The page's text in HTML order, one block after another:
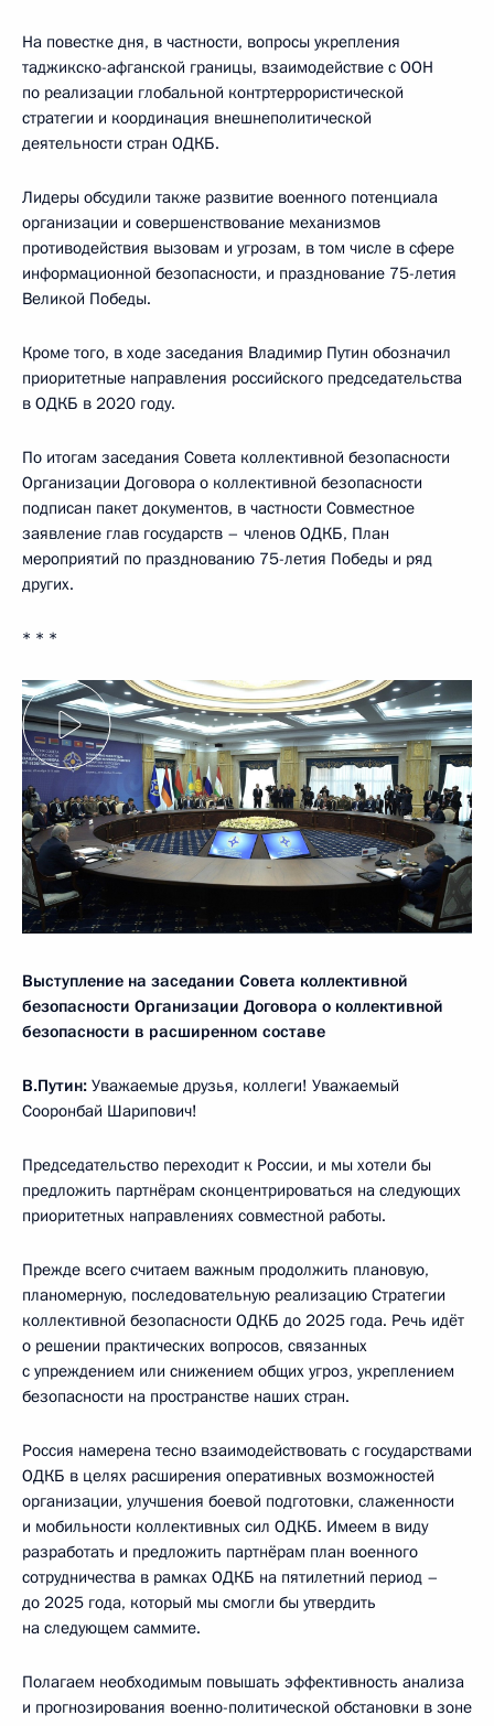
На повестке дня, в частности, вопросы укрепления
таджикско-афганской границы, взаимодействие с ООН
по реализации глобальной контртеррористической
стратегии и координация внешнеполитической
деятельности стран ОДКБ.
Лидеры обсудили также развитие военного потенциала
организации и совершенствование механизмов
противодействия вызовам и угрозам, в том числе в сфере
информационной безопасности, и празднование 75-летия
Великой Победы.
Кроме того, в ходе заседания Владимир Путин обозначил
приоритетные направления российского председательства
в ОДКБ в 2020 году.
По итогам заседания Совета коллективной безопасности
Организации Договора о коллективной безопасности
подписан пакет документов, в частности Совместное
заявление глав государств – членов ОДКБ, План
мероприятий по празднованию 75-летия Победы и ряд
других.
* * *
Выступление на заседании Совета коллективной
безопасности Организации Договора о коллективной
безопасности в расширенном составе
В.Путин: Уважаемые друзья, коллеги! Уважаемый
Сооронбай Шарипович!
Председательство переходит к России, и мы хотели бы
предложить партнёрам сконцентрироваться на следующих
приоритетных направлениях совместной работы.
Прежде всего считаем важным продолжить плановую,
планомерную, последовательную реализацию Стратегии
коллективной безопасности ОДКБ до 2025 года. Речь идёт
о решении практических вопросов, связанных
с упреждением или снижением общих угроз, укреплением
безопасности на пространстве наших стран.
Россия намерена тесно взаимодействовать с государствами
ОДКБ в целях расширения оперативных возможностей
организации, улучшения боевой подготовки, слаженности
и мобильности коллективных сил ОДКБ. Имеем в виду
разработать и предложить партнёрам план военного
сотрудничества в рамках ОДКБ на пятилетний период –
до 2025 года, который мы смогли бы утвердить
на следующем саммите.
Полагаем необходимым повышать эффективность анализа
и прогнозирования военно-политической обстановки в зоне